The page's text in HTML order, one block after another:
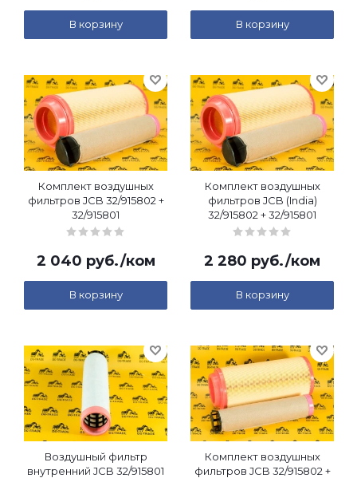
В корзину В корзину
Комплект воздушных
фильтров JCB 32/915802 +
32/915801
2 040 руб./ком
В корзину
Комплект воздушных
фильтров JCB (India)
32/915802 + 32/915801
2 280 руб./ком
В корзину
Воздушный фильтр
внутренний JCB 32/915801
Комплект воздушных
фильтров JCB 32/915802 +